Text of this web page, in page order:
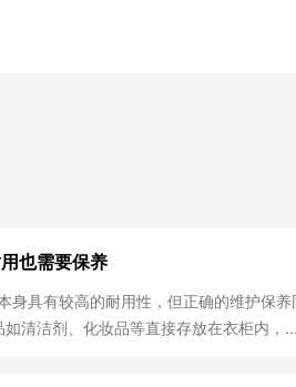
也需要保养
具有较高的耐用性，但正确的维护保养
清洁剂、化妆品等直接存放在衣柜内，...